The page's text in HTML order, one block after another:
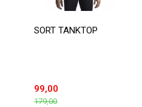
SORT TANKTOP
99,00
179,00